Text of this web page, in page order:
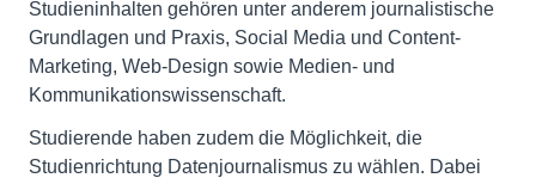
Studieninhalten gehören unter anderem journalistische
Grundlagen und Praxis, Social Media und Content-
Marketing, Web-Design sowie Medien- und
Kommunikationswissenschaft.
Studierende haben zudem die Möglichkeit, die
Studienrichtung Datenjournalismus zu wählen. Dabei